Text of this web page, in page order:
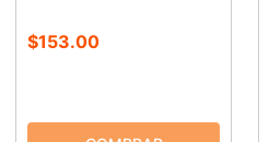
$153.00